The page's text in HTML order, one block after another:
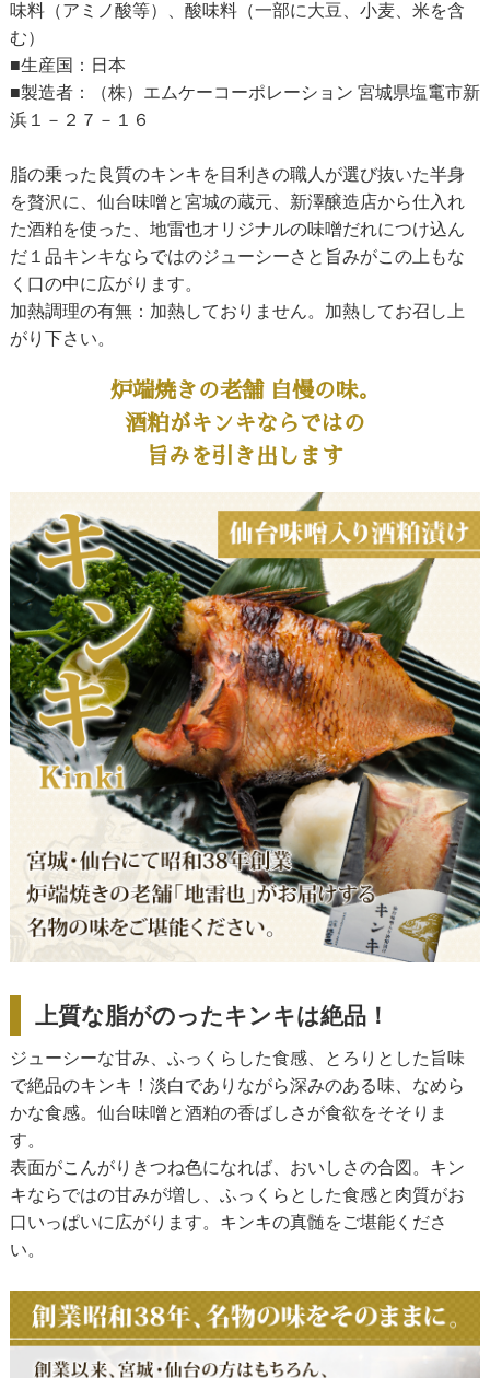
味料（アミノ酸等）、酸味料（一部に大豆、小麦、米を含
む）
■生産国：日本
■製造者：（株）エムケーコーポレーション 宮城県塩竃市新
浜１－２７－１６
脂の乗った良質のキンキを目利きの職人が選び抜いた半身
を贅沢に、仙台味噌と宮城の蔵元、新澤醸造店から仕入れ
た酒粕を使った、地雷也オリジナルの味噌だれにつけ込ん
だ１品キンキならではのジューシーさと旨みがこの上もな
く口の中に広がります。
加熱調理の有無：加熱しておりません。加熱してお召し上
がり下さい。
炉端焼きの老舗 自慢の味。
酒粕がキンキならではの
旨みを引き出します
上質な脂がのったキンキは絶品！
ジューシーな甘み、ふっくらした食感、とろりとした旨味
で絶品のキンキ！淡白でありながら深みのある味、なめら
かな食感。仙台味噌と酒粕の香ばしさが食欲をそそりま
す。
表面がこんがりきつね色になれば、おいしさの合図。キン
キならではの甘みが増し、ふっくらとした食感と肉質がお
口いっぱいに広がります。キンキの真髄をご堪能くださ
い。